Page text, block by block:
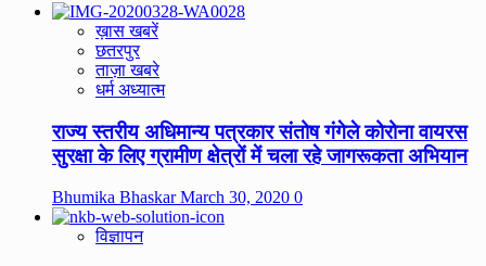
ख़ास खबरें
छतरपुर
ताज़ा खबरे
धर्म अध्यात्म
राज्य स्तरीय अधिमान्य पत्रकार संतोष गंगेले कोरोना वायरस
सुरक्षा के लिए ग्रामीण क्षेत्रों में चला रहे जागरूकता अभियान
Bhumika BhaskarMarch 30, 2020 0
विज्ञापन